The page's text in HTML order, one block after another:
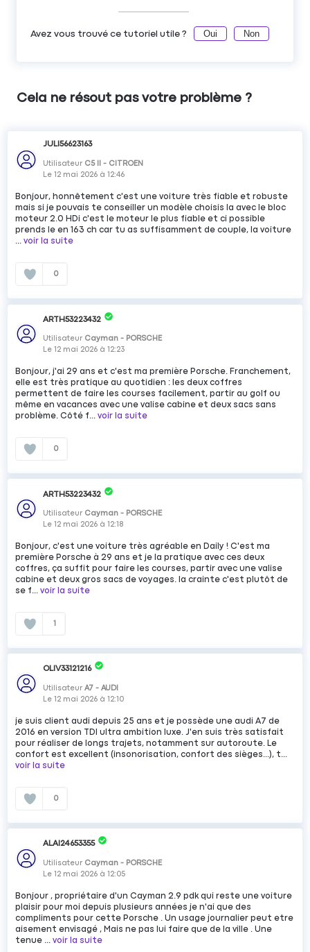
Avez vous trouvé ce tutoriel utile ? Oui Non
Cela ne résout pas votre problème ?
JULI56623163
Utilisateur C5 II - CITROEN
Le12 mai 2026 à12:46
Bonjour, honnêtement c'est une voiture très fiable et robuste
mais si je pouvais te conseiller un modèle choisis la avec le bloc
moteur 2.0 HDi c'est le moteur le plus fiable et ci possible
prends le en 163 ch car tu as suffisamment de couple, la voiture
...voir la suite
0
ARTH53223432
Utilisateur Cayman - PORSCHE
Le12 mai 2026 à12:23
Bonjour, j'ai 29 ans et c'est ma première Porsche. Franchement,
elle est très pratique au quotidien : les deux coffres
permettent de faire les courses facilement, partir au golf ou
même en vacances avec une valise cabine et deux sacs sans
problème. Côté f...voir la suite
0
ARTH53223432
Utilisateur Cayman - PORSCHE
Le12 mai 2026 à12:18
Bonjour, c'est une voiture très agréable en Daily ! C'est ma
première Porsche à 29 ans et je la pratique avec ces deux
coffres, ça suffit pour faire les courses, partir avec une valise
cabine et deux gros sacs de voyages. la crainte c'est plutôt de
se f...voir la suite
1
OLIV33121216
UtilisateurA7 - AUDI
Le12 mai 2026 à12:10
je suis client audi depuis 25 ans et je possède une audi A7 de
2016 en version TDI ultra ambition luxe. J'en suis très satisfait
pour réaliser de longs trajets, notamment sur autoroute. Le
confort est excellent (insonorisation, confort des sièges...), t...
voir la suite
0
ALAI24653355
Utilisateur Cayman - PORSCHE
Le12 mai 2026 à12:05
Bonjour , propriétaire d'un Cayman 2.9 pdk qui reste une voiture
plaisir pour moi depuis plusieurs années je n'ai que des
compliments pour cette Porsche . Un usage journalier peut etre
aisement envisagé , Mais ne pas lui faire que de la ville . Une
tenue ...voir la suite